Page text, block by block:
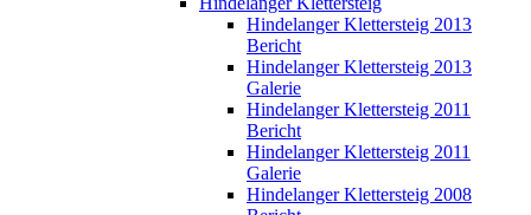
Hindelanger Klettersteig 2013
Bericht
Hindelanger Klettersteig 2013
Galerie
Hindelanger Klettersteig 2011
Bericht
Hindelanger Klettersteig 2011
Galerie
Hindelanger Klettersteig 2008